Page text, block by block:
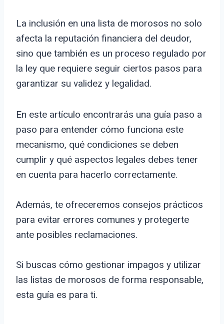
La inclusión en una lista de morosos no solo
afecta la reputación financiera del deudor,
sino que también es un proceso regulado por
la ley que requiere seguir ciertos pasos para
garantizar su validez y legalidad.
En este artículo encontrarás una guía paso a
paso para entender cómo funciona este
mecanismo, qué condiciones se deben
cumplir y qué aspectos legales debes tener
en cuenta para hacerlo correctamente.
Además, te ofreceremos consejos prácticos
para evitar errores comunes y protegerte
ante posibles reclamaciones.
Si buscas cómo gestionar impagos y utilizar
las listas de morosos de forma responsable,
esta guía es para ti.